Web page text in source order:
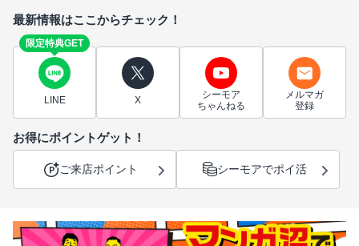
最新情報はここからチェック！
限定特典GET
LINE X
シーモア
ちゃんねる
メルマガ
登録
お得にポイントゲット！
ご来店ポイント シーモアでポイ活